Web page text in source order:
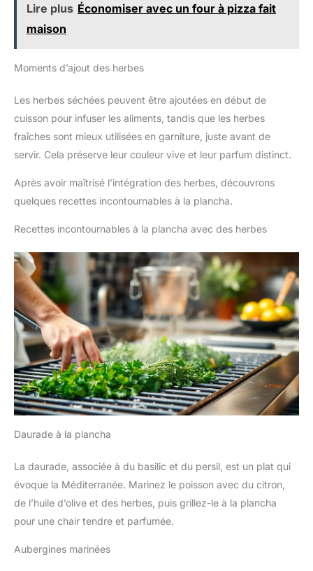
Lire plus Économiser avec un four à pizza fait
maison
Moments d’ajout des herbes
Les herbes séchées peuvent être ajoutées en début de
cuisson pour infuser les aliments, tandis que les herbes
fraîches sont mieux utilisées en garniture, juste avant de
servir. Cela préserve leur couleur vive et leur parfum distinct.
Après avoir maîtrisé l’intégration des herbes, découvrons
quelques recettes incontournables à la plancha.
Recettes incontournables à la plancha avec des herbes
Daurade à la plancha
La daurade, associée à du basilic et du persil, est un plat qui
évoque la Méditerranée. Marinez le poisson avec du citron,
de l’huile d’olive et des herbes, puis grillez-le à la plancha
pour une chair tendre et parfumée.
Aubergines marinées